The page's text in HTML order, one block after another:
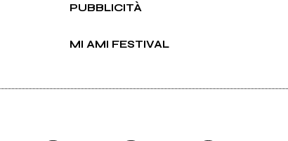
PUBBLICITÀ
MI AMI FESTIVAL